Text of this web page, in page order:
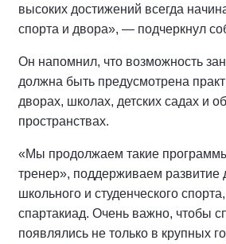
высоких достижений всегда
спорта и двора», — подчеркнул
Он напомнил, что возможность
должна быть предусмотрена
дворах, школах, детских садах и
пространствах.
«Мы продолжаем такие
тренер», поддерживаем развитие
школьного и студенческого
спартакиад. Очень важно, чтобы
появлялись не только в крупных